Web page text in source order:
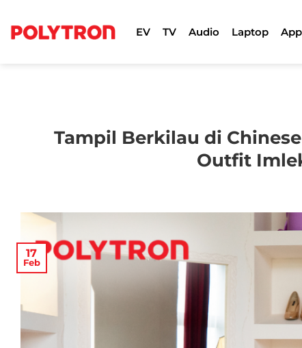
content
EV TV Audio Laptop
Tampil Berkilau di
Outfit
17
Feb